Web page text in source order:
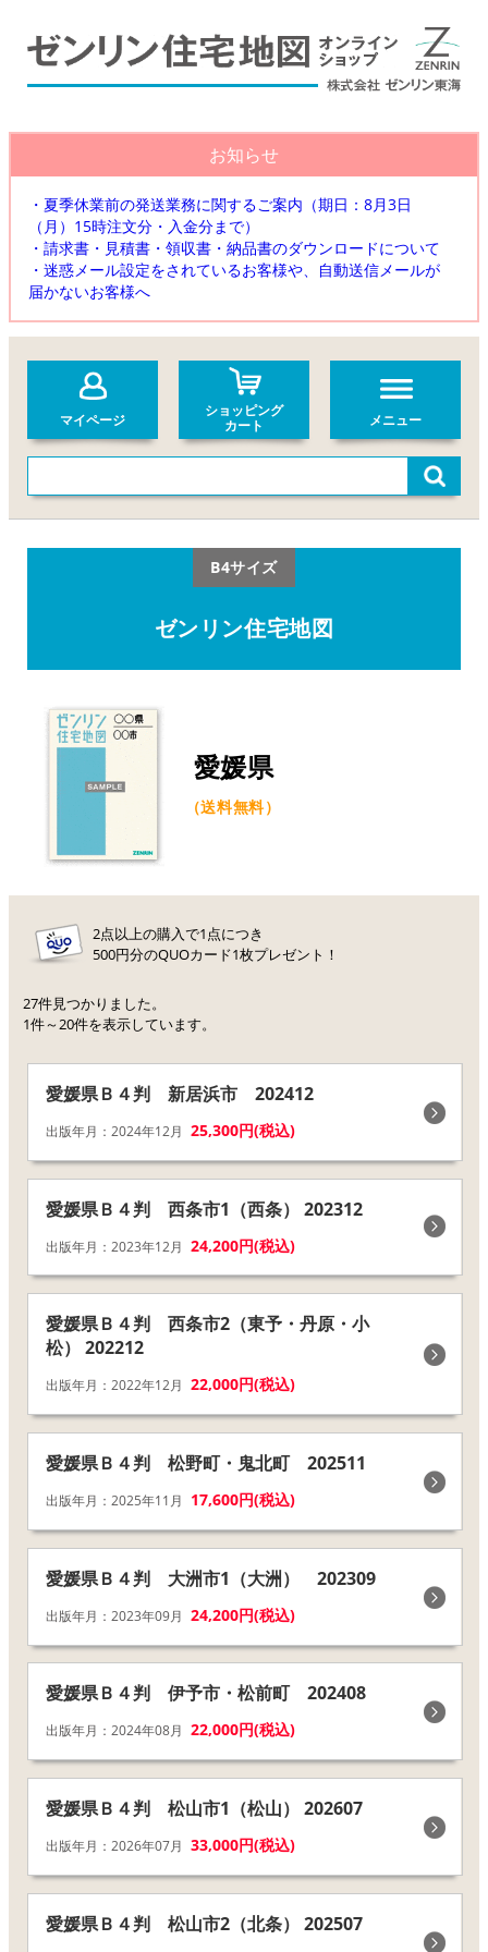
お知らせ
・夏季休業前の発送業務に関するご案内（期日：8月3日
（月）15時注文分・入金分まで）
・請求書・見積書・領収書・納品書のダウンロードについて
・迷惑メール設定をされているお客様や、自動送信メールが
届かないお客様へ
マイページ
ショッピング
カート
メニュー
B4サイズ
ゼンリン住宅地図
愛媛県
（送料無料）
2点以上の購入で1点につき
500円分のQUOカード1枚プレゼント！
27件見つかりました。
1件～20件を表示しています。
愛媛県Ｂ４判 新居浜市 202412
出版年月：2024年12月 25,300円(税込)
愛媛県Ｂ４判 西条市1（西条） 202312
出版年月：2023年12月 24,200円(税込)
愛媛県Ｂ４判 西条市2（東予・丹原・小
松） 202212
出版年月：2022年12月 22,000円(税込)
愛媛県Ｂ４判 松野町・鬼北町 202511
出版年月：2025年11月 17,600円(税込)
愛媛県Ｂ４判 大洲市1（大洲） 202309
出版年月：2023年09月 24,200円(税込)
愛媛県Ｂ４判 伊予市・松前町 202408
出版年月：2024年08月 22,000円(税込)
愛媛県Ｂ４判 松山市1（松山） 202607
出版年月：2026年07月 33,000円(税込)
愛媛県Ｂ４判 松山市2（北条） 202507